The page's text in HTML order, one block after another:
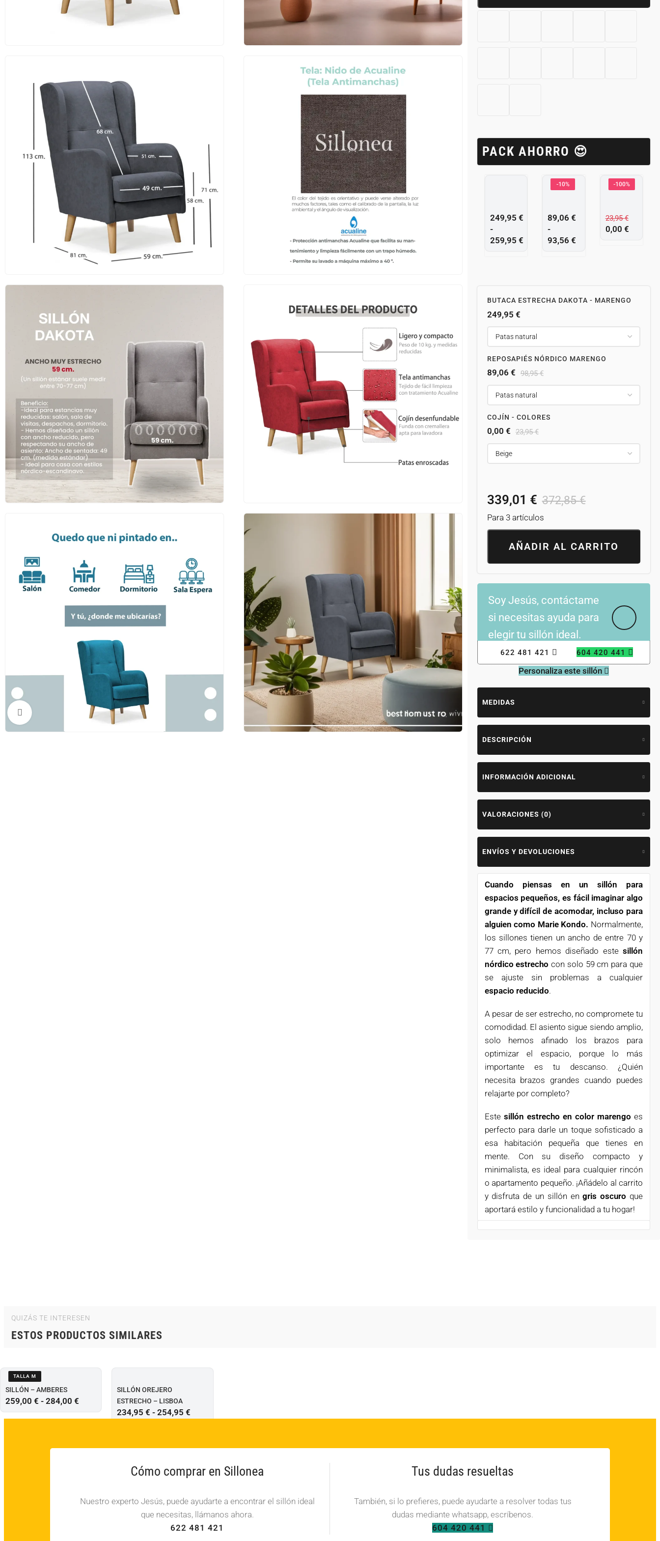
PACK AHORRO 😍
249,95 €
-
259,95 €
-10%
89,06€
-
93,56€
-100%
23,95€
0,00 €
BUTACA ESTRECHA DAKOTA - MARENGO
249,95 €
REPOSAPIÉS NÓRDICO MARENGO
98,95€
89,06 €
COJÍN - COLORES
23,95€
0,00 €
372,85€
339,01 €
Para 3 artículos
AÑADIR AL CARRITO
Soy Jesús, contáctame
si necesitas ayuda para
elegir tu sillón ideal.
622 481 421 604 420 441
Personaliza este sillón
MEDIDAS
DESCRIPCIÓN
INFORMACIÓN ADICIONAL
VALORACIONES (0)
ENVÍOS Y DEVOLUCIONES
Cuando piensas en un sillón para
espacios pequeños, es fácil imaginar algo
grande y difícil de acomodar, incluso para
alguien como Marie Kondo. Normalmente,
los sillones tienen un ancho de entre 70 y
77 cm, pero hemos diseñado este sillón
nórdico estrecho con solo 59 cm para que
se ajuste sin problemas a cualquier
espacio reducido.
A pesar de ser estrecho, no compromete tu
comodidad. El asiento sigue siendo amplio,
solo hemos afinado los brazos para
optimizar el espacio, porque lo más
importante es tu descanso. ¿Quién
necesita brazos grandes cuando puedes
relajarte por completo?
Este sillón estrecho en color marengo es
perfecto para darle un toque sofisticado a
esa habitación pequeña que tienes en
mente. Con su diseño compacto y
minimalista, es ideal para cualquier rincón
o apartamento pequeño. ¡Añádelo al carrito
y disfruta de un sillón engris oscuro que
aportará estilo y funcionalidad a tu hogar!
QUIZÁS TE INTERESEN
ESTOS PRODUCTOS SIMILARES
TALLA M
SILLÓN – AMBERES
259,00 € - 284,00 €
SILLÓN OREJERO
ESTRECHO – LISBOA
234,95€ - 254,95€
Cómo comprar en Sillonea
Nuestro experto Jesús, puede ayudarte a encontrar el sillón ideal
que necesitas, llámanos ahora.
622 481 421
Tus dudas resueltas
También, si lo prefieres, puede ayudarte a resolver todas tus
dudas mediante whatsapp, escríbenos.
604 420 441